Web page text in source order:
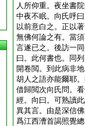
人所仰重。夜坐書
中夜不眠。向氏呼
以前意白之。正以
無佛何論之有。當
言遂已之。後訪一
曰。此何書也。同
開卷閲。到此病非
胡人之語亦能爾耶
借歸閲次向氏問。
經。向曰。可熟讀
異其言。由是深信
爲江西漕首謁照覺